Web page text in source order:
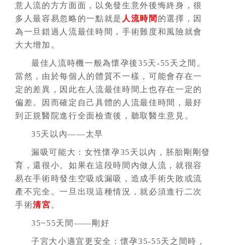
意人流的方方面面，以免發生意外後悔終身，很
多人最容易忽略的一點就是 人流時間 的選擇，因
為一旦錯過人流最佳時間，手術難度和風險就會
大大增加。
最佳人流時機一般為懷孕後35天-55天之間。
當然，由於每個人的體質不一樣，可能會存在一
定的差異，因此在人流最佳時間上也存在一定的
偏差。因而確定自己具體的人流最佳時間，最好
到正規醫院進行全面檢查後，聽取醫生意見。
35天以內——太早
漏吸可能大：女性懷孕35天以內，胚胎剛剛發
育，還很小。如果在這段時間內做人流，就很容
易在手術時發生空吸或漏吸，造成手術失敗或流
產不完全。一旦出現這種情況，就必須進行二次
手術清宮 。
35~55天間——剛好
子宮大小適宜更安全：懷孕35-55天之間時，